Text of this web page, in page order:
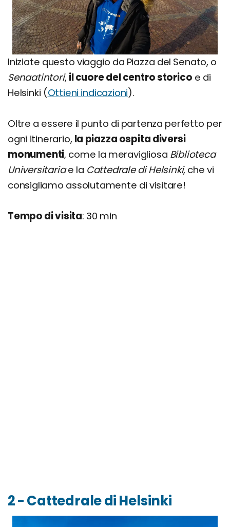
Iniziate questo viaggio da Piazza del Senato, o
Senaatintori, il cuore del centro storico e di
Helsinki (Ottieni indicazioni).
Oltre a essere il punto di partenza perfetto per
ogni itinerario, la piazza ospita diversi
monumenti, come la meravigliosa Biblioteca
Universitariae la Cattedrale di Helsinki, che vi
consigliamo assolutamente di visitare!
Tempo di visita: 30 min
2 - Cattedrale di Helsinki